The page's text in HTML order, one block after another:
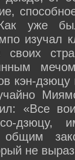
уже
изучал
кэн-
«Все
дзюцу,
общим
не